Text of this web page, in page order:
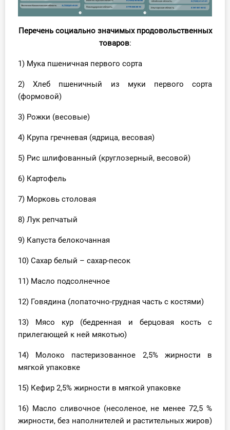
Перечень социально значимых продовольственных
товаров:
1) Мука пшеничная первого сорта
2) Хлеб пшеничный из муки первого сорта
(формовой)
3) Рожки (весовые)
4) Крупа гречневая (ядрица, весовая)
5) Рис шлифованный (круглозерный, весовой)
6) Картофель
7) Морковь столовая
8) Лук репчатый
9) Капуста белокочанная
10) Сахар белый – сахар-песок
11) Масло подсолнечное
12) Говядина (лопаточно-грудная часть с костями)
13) Мясо кур (бедренная и берцовая кость с
прилегающей к ней мякотью)
14) Молоко пастеризованное 2,5% жирности в
мягкой упаковке
15) Кефир 2,5% жирности в мягкой упаковке
16) Масло сливочное (несоленое, не менее 72,5 %
жирности, без наполнителей и растительных жиров)